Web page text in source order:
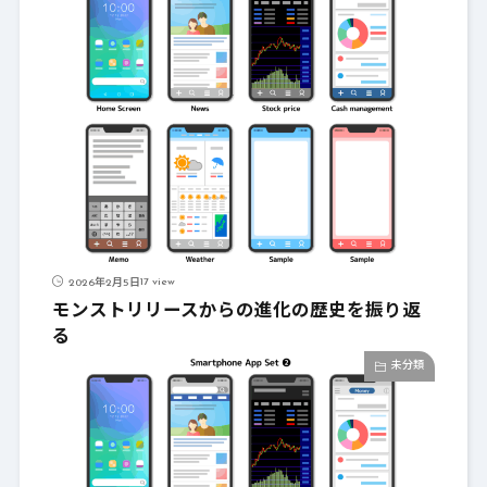
2026年2月5日17 view
モンストリリースからの進化の歴史を振り返
る
未分類